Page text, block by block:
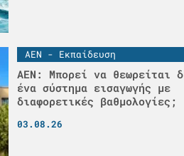
ΑΕΝ - Εκπαίδευση
ΑΕΝ: Μπορεί να θεωρείται
ένα σύστημα εισαγωγής με
διαφορετικές βαθμολογίες;
03.08.26